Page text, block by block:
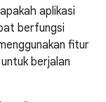
aplikasi
berfungsi
fitur
berjalan